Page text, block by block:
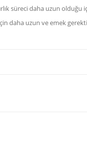
süreci daha uzun
için daha uzun ve emek